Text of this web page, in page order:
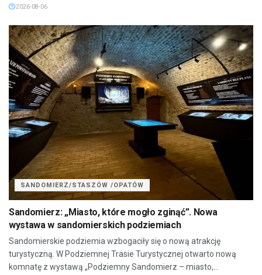
2026-08-06
SANDOMIERZ/STASZÓW /OPATÓW
Sandomierz: „Miasto, które mogło zginąć”. Nowa
wystawa w sandomierskich podziemiach
Sandomierskie podziemia wzbogaciły się o nową atrakcję
turystyczną. W Podziemnej Trasie Turystycznej otwarto nową
komnatę z wystawą „Podziemny Sandomierz – miasto,...